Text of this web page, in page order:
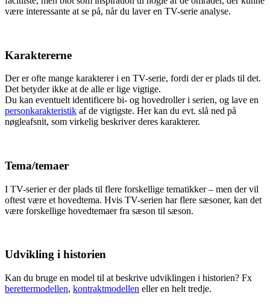
være interessante at se på, når du laver en TV-serie analyse.
Karaktererne
Der er ofte mange karakterer i en TV-serie, fordi der er plads til det.
Det betyder ikke at de alle er lige vigtige.
Du kan eventuelt identificere bi- og hovedroller i serien, og lave en
personkarakteristik af de vigtigste. Her kan du evt. slå ned på
nøgleafsnit, som virkelig beskriver deres karakterer.
Tema/temaer
I TV-serier er der plads til flere forskellige tematikker – men der vil
oftest være et hovedtema. Hvis TV-serien har flere sæsoner, kan det
være forskellige hovedtemaer fra sæson til sæson.
Udvikling i historien
Kan du bruge en model til at beskrive udviklingen i historien? Fx
berettermodellen, kontraktmodellen eller en helt tredje.